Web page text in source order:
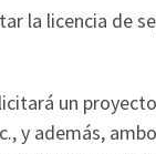
la licencia de
un
y además,